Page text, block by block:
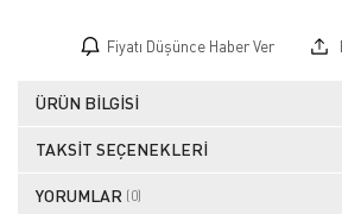
Fiyatı Düşünce Haber Ver
ÜRÜN BILGISI
TAKSIT SEÇENEKLERI
YORUMLAR (0)